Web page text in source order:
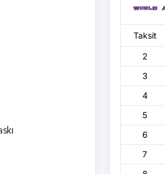
Taksit
2
3
4
5
6
7